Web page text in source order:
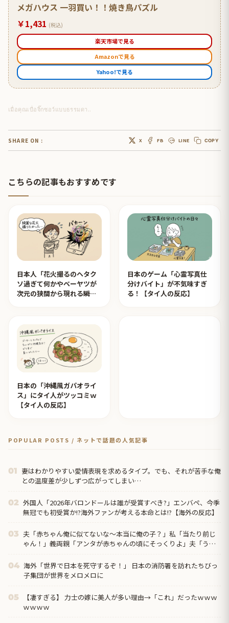
メガハウス 一羽買い！！焼き鳥パズル
￥1,431 (税込)
楽天市場で見る
Amazonで見る
Yahoo!で見る
เมื่อคุณเบื่อจิ๊กซอว์แบบธรรมดา..
SHARE ON : X FB LINE COPY
こちらの記事もおすすめです
日本人「花火撮るのヘタク
ソ過ぎて何かやベーヤツが
次元の狭間から現れる瞬間
日本のゲーム「心霊写真仕
分けバイト」が不気味すぎ
る！【タイ人の反応】
日本の「沖縄風ガパオライ
ス」にタイ人がツッコミｗ
【タイ人の反応】
POPULAR POSTS / ネットで話題の人気記事
01 妻はわかりやすい愛情表現を求めるタイプ。でも、それが苦手な俺
との温度差が少しずつ広がってしまい…
02 外国人「2026年バロンドールは誰が受賞すべき?」エンバペ、今季
無冠でも初受賞か!?海外ファンが考える本命とは!?【海外の反応】
03 夫「赤ちゃん俺に似てないな～本当に俺の子？」私「当たり前じ
ゃん！」義両親「アンタが赤ちゃんの頃にそっくりよ」夫「うー
04 海外「世界で日本を死守するぞ！」 日本の消防署を訪れたちびっ
子集団が世界をメロメロに
05
【凄すぎる】 力士の嫁に美人が多い理由→「これ」だったｗｗｗ
ｗｗｗｗ